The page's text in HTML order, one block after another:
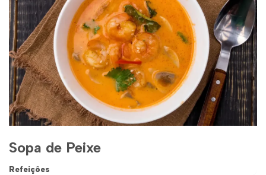
Sopa de Peixe
Refeições